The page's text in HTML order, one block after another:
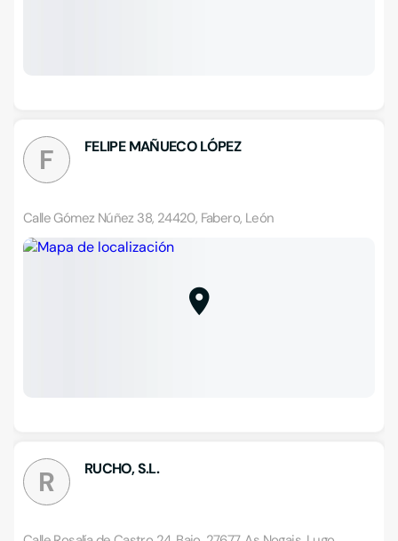
F FELIPE MAÑUECO LÓPEZ
Calle Gómez Núñez 38, 24420, Fabero, León
R RUCHO, S.L.